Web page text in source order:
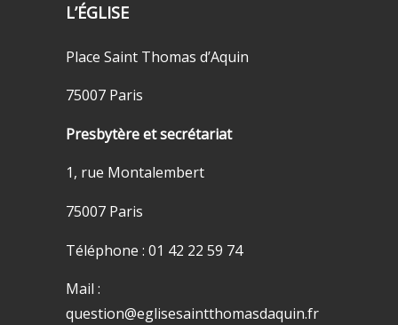
L’ÉGLISE
Place Saint Thomas d’Aquin
75007 Paris
Presbytère et secrétariat
1, rue Montalembert
75007 Paris
Téléphone : 01 42 22 59 74
Mail :
question@eglisesaintthomasdaquin.fr